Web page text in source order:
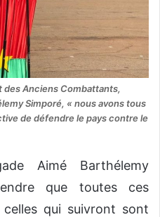
des Anciens Combattants,
Simporé, « nous avons tous
de défendre le pays contre le
Aimé Barthélemy
que toutes ces
qui suivront sont